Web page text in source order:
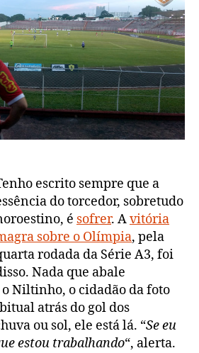
escrito sempre que a
do torcedor, sobretudo
é sofrer. Avitória
sobre o Olímpia, pela
rodada da Série A3, foi
Nada que abale
Niltinho, o cidadão da foto
atrás do gol dos
ou sol, ele está lá. “Se eu
estou trabalhando“, alerta.